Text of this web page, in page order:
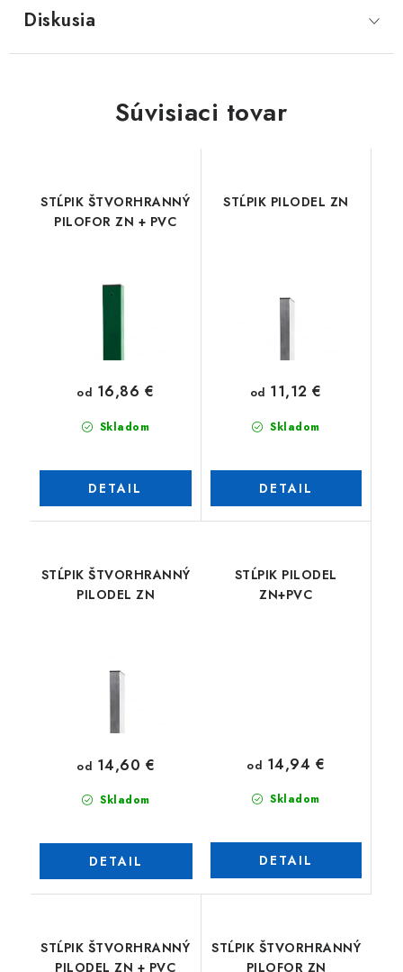
Diskusia
Súvisiaci tovar
STĹPIK ŠTVORHRANNÝ
PILOFOR ZN + PVC
Skladom
od 16,86 €
DETAIL
STĹPIK PILODEL ZN
Skladom
od 11,12 €
DETAIL
STĹPIK ŠTVORHRANNÝ
PILODEL ZN
Skladom
od 14,60 €
DETAIL
STĹPIK PILODEL
ZN+PVC
Skladom
od 14,94 €
DETAIL
STĹPIK ŠTVORHRANNÝ
PILODEL ZN + PVC
STĹPIK ŠTVORHRANNÝ
PILOFOR ZN